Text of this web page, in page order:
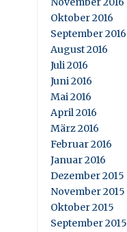
Oktober 2016
September 2016
August 2016
Juli 2016
Juni 2016
Mai 2016
April 2016
März 2016
Februar 2016
Januar 2016
Dezember 2015
November 2015
Oktober 2015
September 2015